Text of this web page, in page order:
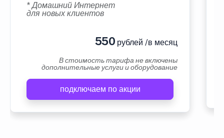
* Домашний Интернет
для новых клиентов
550 рублей /в месяц
В стоимость тарифа не включены
дополнительные услуги и оборудование
подключаем по акции